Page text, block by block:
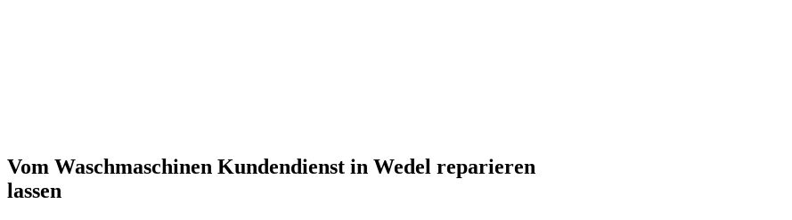
Vom Waschmaschinen Kundendienst in Wedel reparieren
lassen